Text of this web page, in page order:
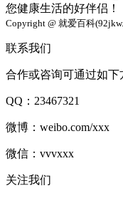
您健康生活的好伴侣！
Copyright @ 就爱百科
联系我们
合作或咨询可通过如下
QQ：23467321
微博：weibo.com/xxx
微信：vvvxxx
关注我们